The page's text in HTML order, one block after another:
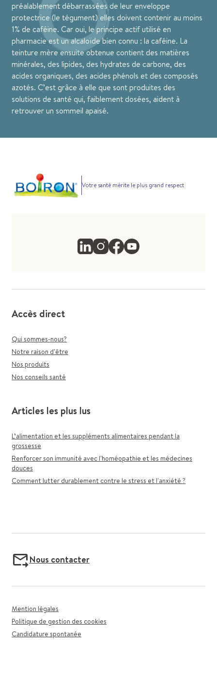
préalablement débarrassées de leur enveloppe
protectrice (le tégument) elles doivent contenir au moins
1% de caféine. Car oui, le principe actif utilisé en
pharmacie est un alcaloïde bien connu : la caféine. La
teinture mère ensuite obtenue contient des matières
minérales, des lipides, des hydrates de carbone, des
acides organiques, des acides phénols et des composés
azotés. C’est grâce à elle que sont produites des
solutions de santé qui, faiblement dosées, aident à
retrouver un sommeil apaisé.
Votre santé mérite le plus grand respect
Accès direct
Qui sommes-nous?
Notre raison d'être
Nos produits
Nos conseils santé
Articles les plus lus
L’alimentation et les suppléments alimentaires pendant la
grossesse
Renforcer son immunité avec l'homéopathie et les médecines
douces
Comment lutter durablement contre le stress et l'anxiété ?
Nous contacter
Mention légales
Politique de gestion des cookies
Candidature spontanée